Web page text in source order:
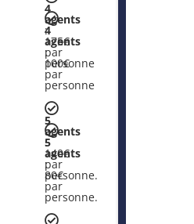
4
agents
:
175€
par
personne
5
agents
:
140€
par
personne.
4
agents
:
100€
par
personne
5
agents
:
80€
par
personne.